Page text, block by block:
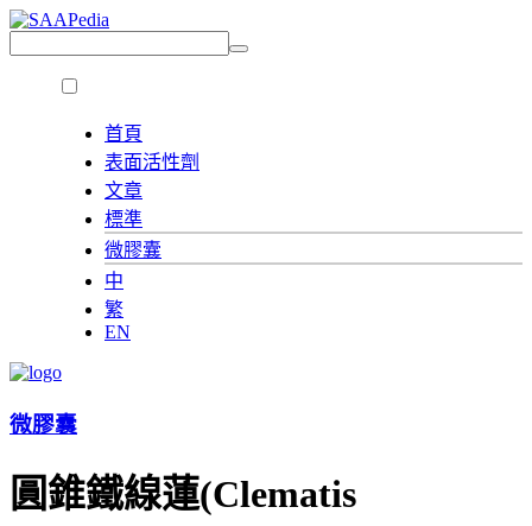
首頁
表面活性劑
文章
標準
微膠囊
中
繁
EN
微膠囊
圓錐鐵線蓮(Clematis